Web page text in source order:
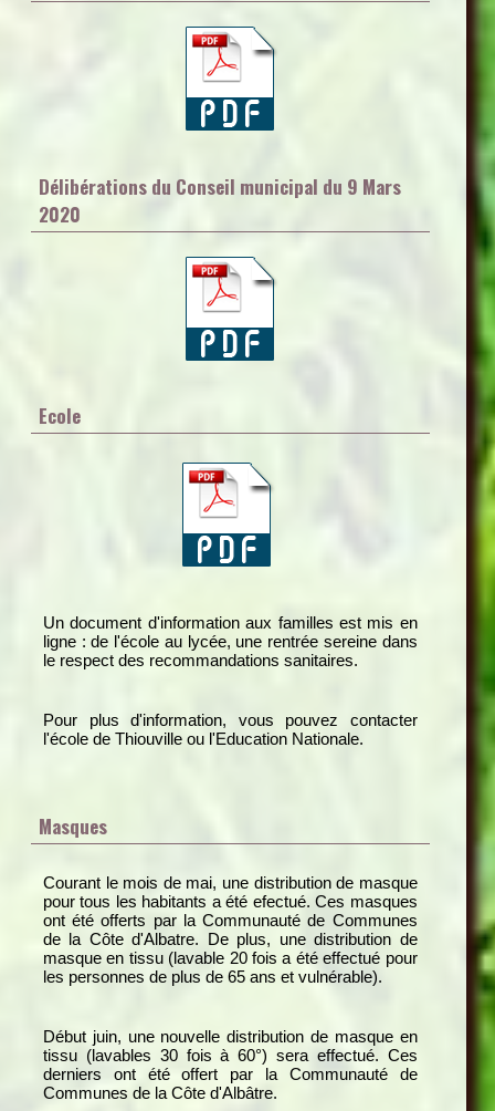
Délibérations du Conseil municipal du 9 Mars
2020
Ecole
Un document d'information aux familles est mis en
ligne : de l'école au lycée, une rentrée sereine dans
le respect des recommandations sanitaires.
Pour plus d'information, vous pouvez contacter
l'école de Thiouville ou l'Education Nationale.
Masques
Courant le mois de mai, une distribution de masque
pour tous les habitants a été efectué. Ces masques
ont été offerts par la Communauté de Communes
de la Côte d'Albatre. De plus, une distribution de
masque en tissu (lavable 20 fois a été effectué pour
les personnes de plus de 65 ans et vulnérable).
Début juin, une nouvelle distribution de masque en
tissu (lavables 30 fois à 60°) sera effectué. Ces
derniers ont été offert par la Communauté de
Communes de la Côte d'Albâtre.